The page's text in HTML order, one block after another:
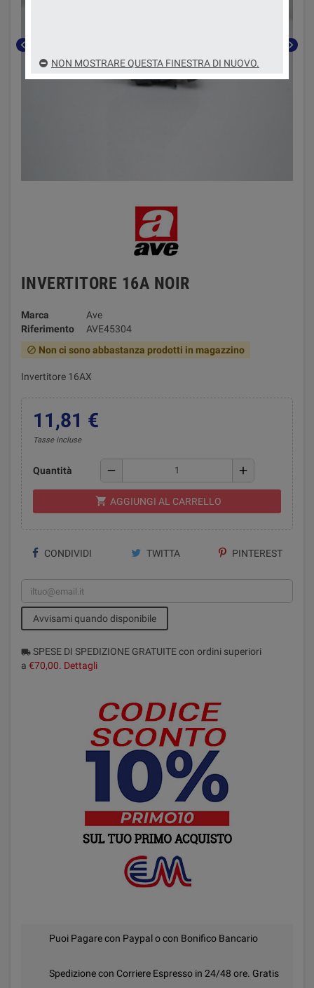
chevron_left chevron_right
INVERTITORE 16A NOIR
Marca
Ave
Riferimento
AVE45304
block Non ci sono abbastanza prodotti in magazzino
Invertitore 16AX
11,81 €
Tasse incluse
Quantità remove add
shopping_cart AGGIUNGI AL CARRELLO
CONDIVIDI TWITTA PINTEREST
Avvisami quando disponibile
local_shipping SPESE DI SPEDIZIONE GRATUITE con ordini superiori
a €70,00. Dettagli
Puoi Pagare con Paypal o con Bonifico Bancario
Spedizione con Corriere Espresso in 24/48 ore. Gratis
NON MOSTRARE QUESTA FINESTRA DI NUOVO.